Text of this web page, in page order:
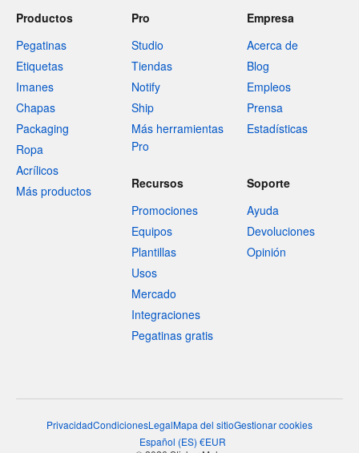
Productos
Pegatinas
Etiquetas
Imanes
Chapas
Packaging
Ropa
Acrílicos
Más productos
Pro
Studio
Tiendas
Notify
Ship
Más herramientas
Pro
Empresa
Acerca de
Blog
Empleos
Prensa
Estadísticas
Recursos
Promociones
Equipos
Plantillas
Usos
Mercado
Integraciones
Pegatinas gratis
Soporte
Ayuda
Devoluciones
Opinión
PrivacidadCondicionesLegalMapa del sitioGestionar cookies
Español (ES) €EUR